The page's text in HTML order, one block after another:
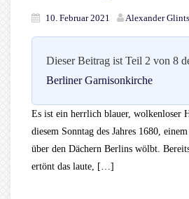
10. Februar 2021 Alexander
Dieser Beitrag ist Teil 2 von 8
Berliner Garnisonkirche
Es ist ein herrlich blauer, wolkenloser
diesem Sonntag des Jahres 1680,
über den Dächern Berlins wölbt.
ertönt das laute, […]